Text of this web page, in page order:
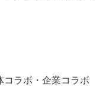
コラボ・企業コラボ